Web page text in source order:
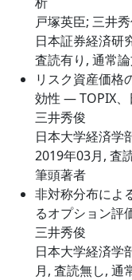
戸塚英臣; 三井
日本証券経済研
査読有り, 通常
リスク資産価格
効性 ― TOPIX、
三井秀俊
日本大学経済学
2019年03月, 査
筆頭著者
非対称分布によ
るオプション評
三井秀俊
日本大学経済学
月, 査読無し, 通